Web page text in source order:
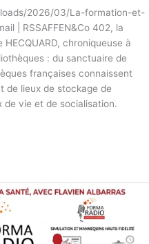
2026/03/La-formation-et-
| RSSAFFEN&Co 402, la
HECQUARD, chroniqueuse à
: du sanctuaire de
françaises connaissent
de lieux de stockage de
vie et de socialisation.